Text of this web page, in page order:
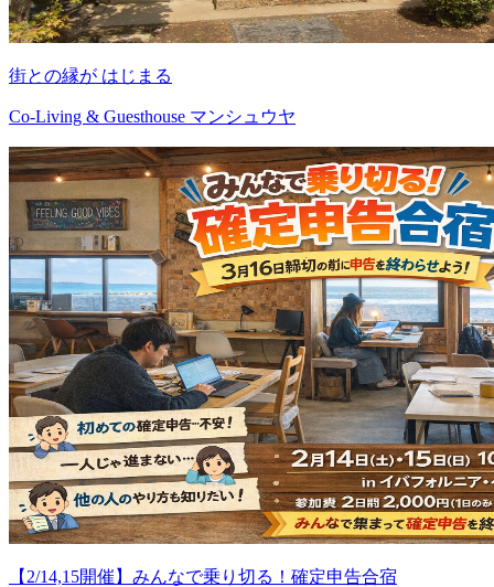
街との縁が はじまる
Co-Living & Guesthouse マンシュウヤ
【2/14,15開催】みんなで乗り切る！確定申告合宿